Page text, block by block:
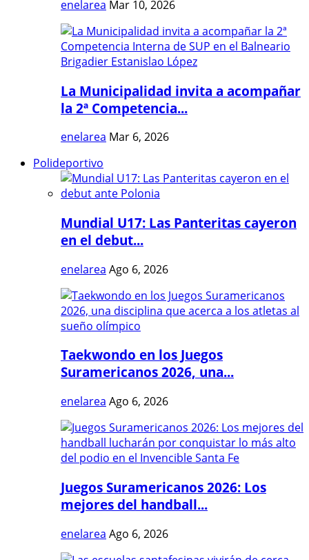
enelarea Mar 10, 2026
La Municipalidad invita a acompañar
la 2ª Competencia...
enelarea Mar 6, 2026
Polideportivo
Mundial U17: Las Panteritas cayeron
en el debut...
enelarea Ago 6, 2026
Taekwondo en los Juegos
Suramericanos 2026, una...
enelarea Ago 6, 2026
Juegos Suramericanos 2026: Los
mejores del handball...
enelarea Ago 6, 2026